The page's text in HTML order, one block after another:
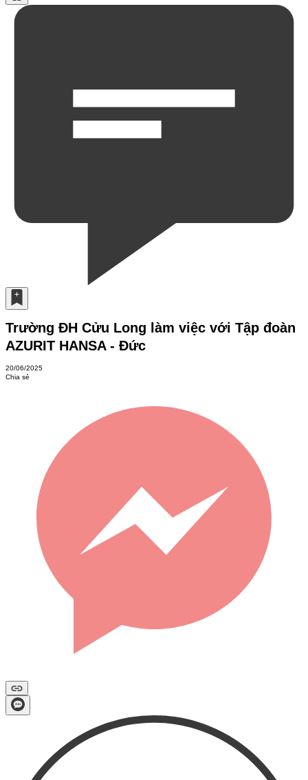
Trường ĐH Cửu Long làm việc với Tập đoàn
AZURIT HANSA - Đức
20/06/2025
Chia sẻ